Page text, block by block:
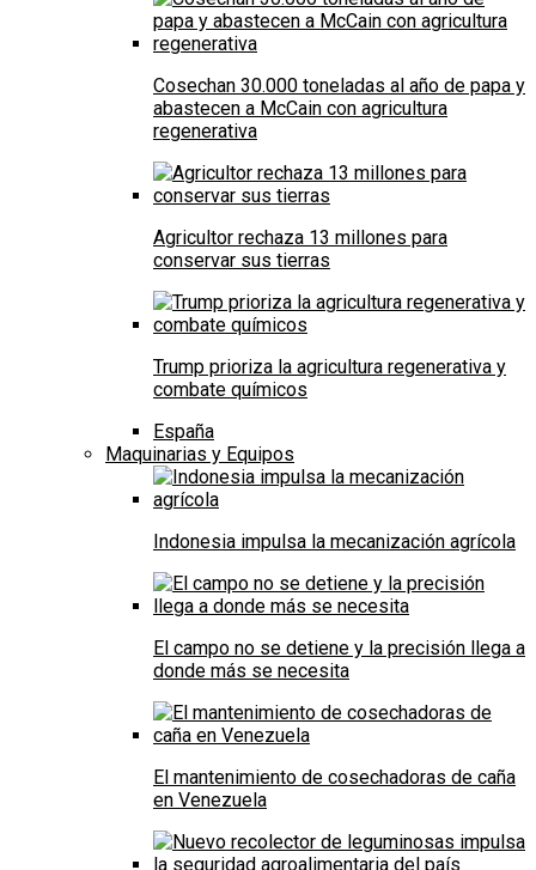
Cosechan 30.000 toneladas al año de papa y
abastecen a McCain con agricultura
regenerativa
Agricultor rechaza 13 millones para
conservar sus tierras
Trump prioriza la agricultura regenerativa y
combate químicos
España
Maquinarias y Equipos
Indonesia impulsa la mecanización agrícola
El campo no se detiene y la precisión llega a
donde más se necesita
El mantenimiento de cosechadoras de caña
en Venezuela